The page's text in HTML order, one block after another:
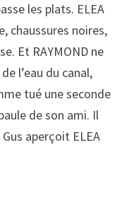
les plats. ELEA
chaussures noires,
Et RAYMOND ne
l’eau du canal,
tué une seconde
de son ami. Il
aperçoit ELEA